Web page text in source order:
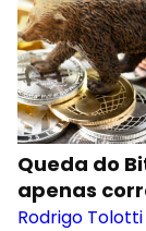
Queda do
apenas
Rodrigo Tolotti